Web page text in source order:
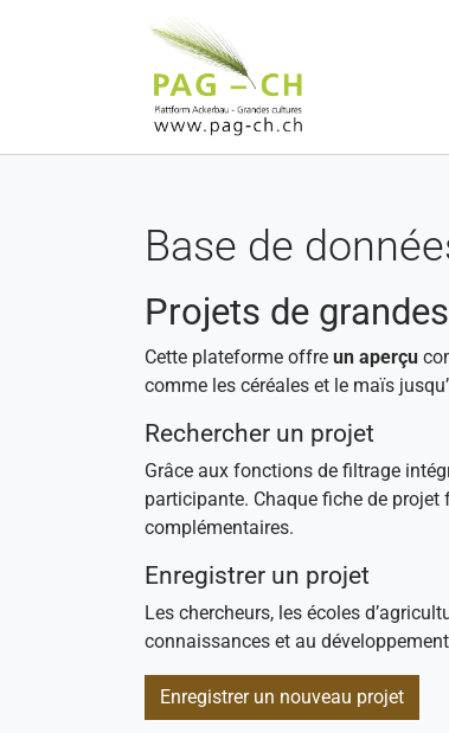
Base de
Projets de
Cette plateforme offre un aperçu
comme les céréales et le maïs
Rechercher un projet
Grâce aux fonctions de filtrage
participante. Chaque fiche de
complémentaires.
Enregistrer un projet
Les chercheurs, les écoles
connaissances et au
Enregistrer un nouveau projet